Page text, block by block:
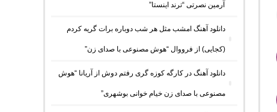
آرمین نصرتی “ترند اینستا”
دانلود آهنگ امشب مثل هر شب دوباره برات گریه کردم
(کجایی) از فرووال “هوش مصنوعی با صدای زن”
دانلود آهنگ در کارگه کوزه گری رفتم دوش از آریانا “هوش
مصنوعی با صدای زن خیام خوانی بوشهری”